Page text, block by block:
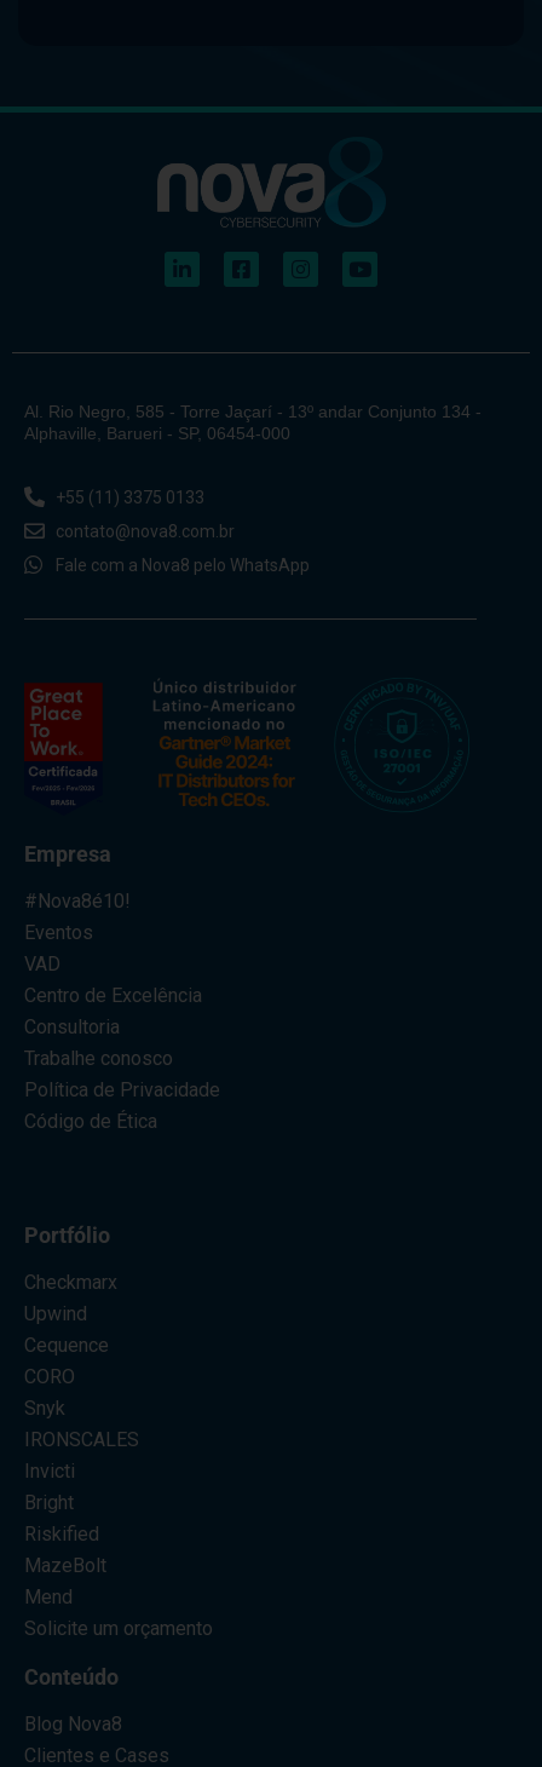
Al. Rio Negro, 585 - Torre Jaçarí - 13º andar Conjunto 134 -
Alphaville, Barueri - SP, 06454-000
+55 (11) 3375 0133
contato@nova8.com.br
Fale com a Nova8 pelo WhatsApp
Empresa
#Nova8é10!
Eventos
VAD
Centro de Excelência
Consultoria
Trabalhe conosco
Política de Privacidade
Código de Ética
Portfólio
Checkmarx
Upwind
Cequence
CORO
Snyk
IRONSCALES
Invicti
Bright
Riskified
MazeBolt
Mend
Solicite um orçamento
Conteúdo
Blog Nova8
Clientes e Cases